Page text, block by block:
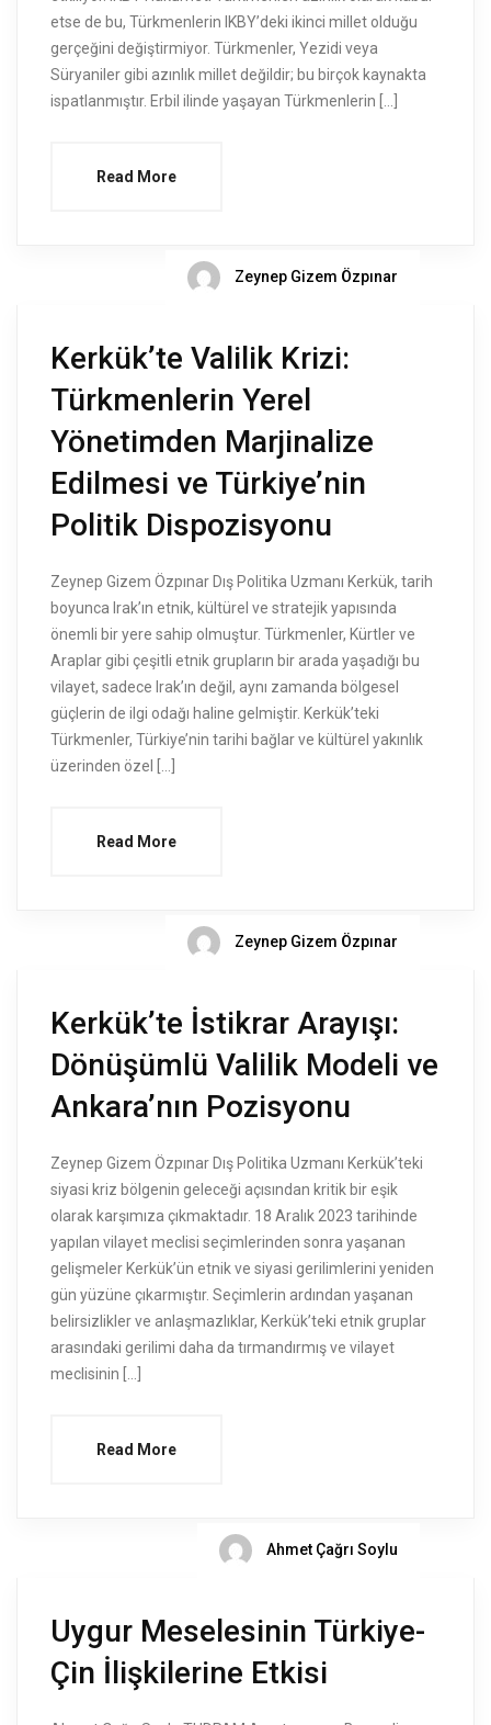
etse de bu, Türkmenlerin IKBY’deki ikinci millet olduğu
gerçeğini değiştirmiyor. Türkmenler, Yezidi veya
Süryaniler gibi azınlık millet değildir; bu birçok kaynakta
ispatlanmıştır. Erbil ilinde yaşayan Türkmenlerin […]
Read More
Zeynep Gizem Özpınar
Kerkük’te Valilik Krizi:
Türkmenlerin Yerel
Yönetimden Marjinalize
Edilmesi ve Türkiye’nin
Politik Dispozisyonu
Zeynep Gizem Özpınar Dış Politika Uzmanı Kerkük, tarih
boyunca Irak’ın etnik, kültürel ve stratejik yapısında
önemli bir yere sahip olmuştur. Türkmenler, Kürtler ve
Araplar gibi çeşitli etnik grupların bir arada yaşadığı bu
vilayet, sadece Irak’ın değil, aynı zamanda bölgesel
güçlerin de ilgi odağı haline gelmiştir. Kerkük’teki
Türkmenler, Türkiye’nin tarihi bağlar ve kültürel yakınlık
üzerinden özel […]
Read More
Zeynep Gizem Özpınar
Kerkük’te İstikrar Arayışı:
Dönüşümlü Valilik Modeli ve
Ankara’nın Pozisyonu
Zeynep Gizem Özpınar Dış Politika Uzmanı Kerkük’teki
siyasi kriz bölgenin geleceği açısından kritik bir eşik
olarak karşımıza çıkmaktadır. 18 Aralık 2023 tarihinde
yapılan vilayet meclisi seçimlerinden sonra yaşanan
gelişmeler Kerkük’ün etnik ve siyasi gerilimlerini yeniden
gün yüzüne çıkarmıştır. Seçimlerin ardından yaşanan
belirsizlikler ve anlaşmazlıklar, Kerkük’teki etnik gruplar
arasındaki gerilimi daha da tırmandırmış ve vilayet
meclisinin […]
Read More
Ahmet Çağrı Soylu
Uygur Meselesinin Türkiye-
Çin İlişkilerine Etkisi